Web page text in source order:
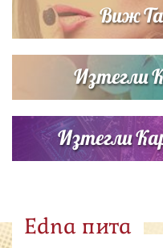
Виж
Изтегли
Изтегли
Edna пита